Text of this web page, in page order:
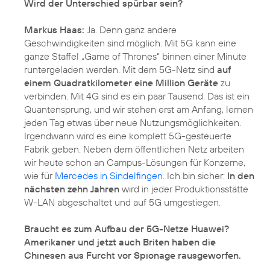
Wird der Unterschied spürbar sein?
Markus Haas: Ja. Denn ganz andere
Geschwindigkeiten sind möglich. Mit 5G kann eine
ganze Staffel „Game of Thrones“ binnen einer Minute
runtergeladen werden. Mit dem 5G-Netz sind auf
einem Quadratkilometer eine Million Geräte zu
verbinden. Mit 4G sind es ein paar Tausend. Das ist ein
Quantensprung, und wir stehen erst am Anfang, lernen
jeden Tag etwas über neue Nutzungsmöglichkeiten.
Irgendwann wird es eine komplett 5G-gesteuerte
Fabrik geben. Neben dem öffentlichen Netz arbeiten
wir heute schon an Campus-Lösungen für Konzerne,
wie für Mercedes in Sindelfingen. Ich bin sicher: In den
nächsten zehn Jahren wird in jeder Produktionsstätte
W-LAN abgeschaltet und auf 5G umgestiegen.
Braucht es zum Aufbau der 5G-Netze Huawei?
Amerikaner und jetzt auch Briten haben die
Chinesen aus Furcht vor Spionage rausgeworfen.